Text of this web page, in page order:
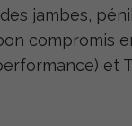
jambes,
compromis
et